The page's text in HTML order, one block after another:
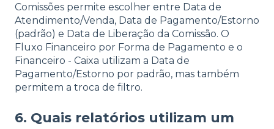
Comissões permite escolher entre Data de
Atendimento/Venda, Data de Pagamento/Estorno
(padrão) e Data de Liberação da Comissão. O
Fluxo Financeiro por Forma de Pagamento e o
Financeiro - Caixa utilizam a Data de
Pagamento/Estorno por padrão, mas também
permitem a troca de filtro.
6. Quais relatórios utilizam um